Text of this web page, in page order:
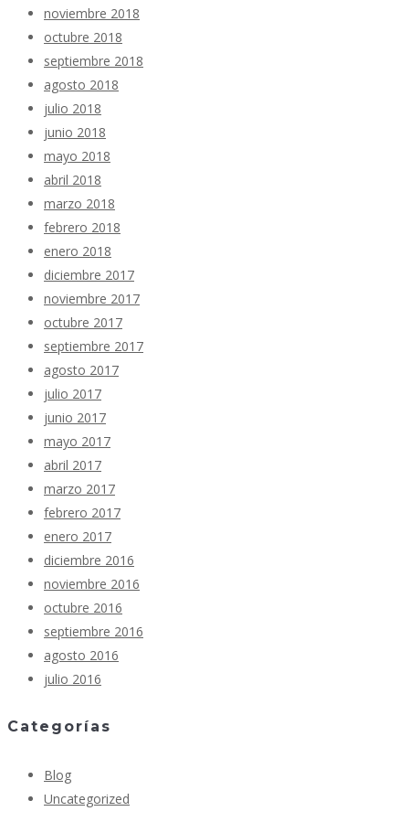
noviembre 2018
octubre 2018
septiembre 2018
agosto 2018
julio 2018
junio 2018
mayo 2018
abril 2018
marzo 2018
febrero 2018
enero 2018
diciembre 2017
noviembre 2017
octubre 2017
septiembre 2017
agosto 2017
julio 2017
junio 2017
mayo 2017
abril 2017
marzo 2017
febrero 2017
enero 2017
diciembre 2016
noviembre 2016
octubre 2016
septiembre 2016
agosto 2016
julio 2016
Categorías
Blog
Uncategorized